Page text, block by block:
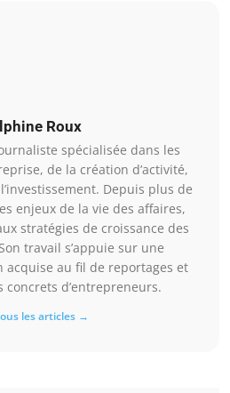
Roux
spécialisée dans les
de la création d’activité,
Depuis plus de
enjeux de la vie des affaires,
stratégies de croissance des
travail s’appuie sur une
acquise au fil de reportages et
concrets d’entrepreneurs.
les articles →